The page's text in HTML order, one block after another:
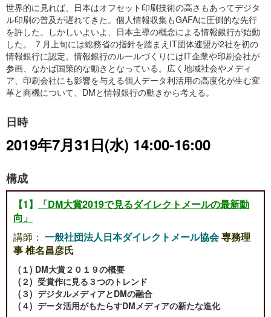
世界的に見れば、日本はオフセット印刷技術の高さもあってデジタ
ル印刷の普及が遅れてきた。個人情報収集もGAFAに圧倒的な先行
を許した。しかしいよいよ、日本主導の概念による情報銀行が始動
した。 ７月上旬には総務省の指針を踏まえIT団体連盟が2社を初の
情報銀行に認定。情報銀行のルールづくりにはIT企業や印刷会社が
参画、なかば国策的な動きとなっている。広く地域社会やメディ
ア、印刷会社にも影響を与える個人データ利活用の高度化が生む変
革と商機について、DMと情報銀行の動きから考える。
日時
2019年7月31日(水) 14:00-16:00
構成
【1】
「DM大賞2019で見るダイレクトメールの最新動
向」
講師： 一般社団法人日本ダイレクトメール協会専務理
事 椎名昌彦氏
(１) DM大賞２０１９の概要
(２) 受賞作に見る３つのトレンド
(３) デジタルメディアとDMの融合
(４) データ活用がもたらすDMメディアの新たな進化